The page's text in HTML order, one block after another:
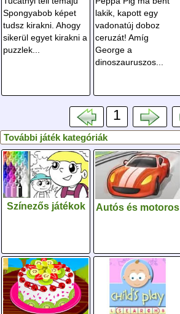
Spongyabob képet
tudsz kirakni. Ahogy
sikerül egyet kirakni a
puzzlek...
lakik, kapott egy
vadonatúj doboz
ceruzát! Amíg
George a
dinoszauruszos...
1
További játék kategóriák
Színezős játékok Autós és motoros